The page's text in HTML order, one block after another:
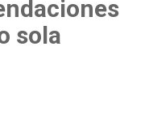
sola